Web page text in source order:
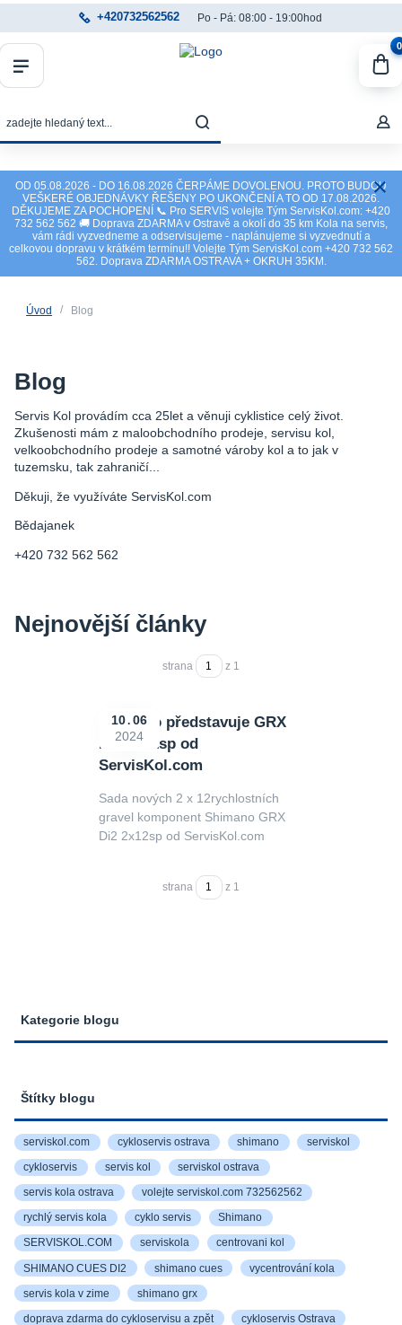
OD 05.08.2026 - DO 16.08.2026 ČERPÁME DOVOLENOU. PROTO BUDOU
VEŠKERÉ OBJEDNÁVKY ŘEŠENY PO UKONČENÍ A TO OD 17.08.2026.
DĚKUJEME ZA POCHOPENÍ 📞 Pro SERVIS volejte Tým ServisKol.com: +420
732 562 562 🚚 Doprava ZDARMA v Ostravě a okolí do 35 km Kola na servis,
vám rádi vyzvedneme a odservisujeme - naplánujeme si vyzvednutí a
celkovou dopravu v krátkém termínu!! Volejte Tým ServisKol.com +420 732 562
562. Doprava ZDARMA OSTRAVA + OKRUH 35KM.
+420732562562 Po - Pá: 08:00 - 19:00hod
0
Úvod Blog
Kategorie blogu
Štítky blogu
serviskol.com cykloservis ostrava shimano serviskol
cykloservis servis kol serviskol ostrava
servis kola ostrava volejte serviskol.com 732562562
rychlý servis kola cyklo servis Shimano
SERVISKOL.COM serviskola centrovani kol
SHIMANO CUES DI2 shimano cues vycentrování kola
servis kola v zime shimano grx
doprava zdarma do cykloservisu a zpět cykloservis Ostrava
Blog
Servis Kol provádím cca 25let a věnuji cyklistice celý život.
Zkušenosti mám z maloobchodního prodeje, servisu kol,
velkoobchodního prodeje a samotné vároby kol a to jak v
tuzemsku, tak zahraničí...
Děkuji, že využíváte ServisKol.com
Bědajanek
+420 732 562 562
Nejnovější články
strana z 1
Shimano představuje GRX
Di2 2x12sp od
ServisKol.com
10 06
2024
Sada nových 2 x 12rychlostních
gravel komponent Shimano GRX
Di2 2x12sp od ServisKol.com
strana z 1